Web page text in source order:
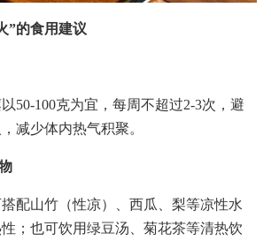
”的食用建议
50-100克为宜，每周不超过2-3次，避
减少体内热气积聚。
配山竹（性凉）、西瓜、梨等凉性水
；也可饮用绿豆汤、菊花茶等清热饮